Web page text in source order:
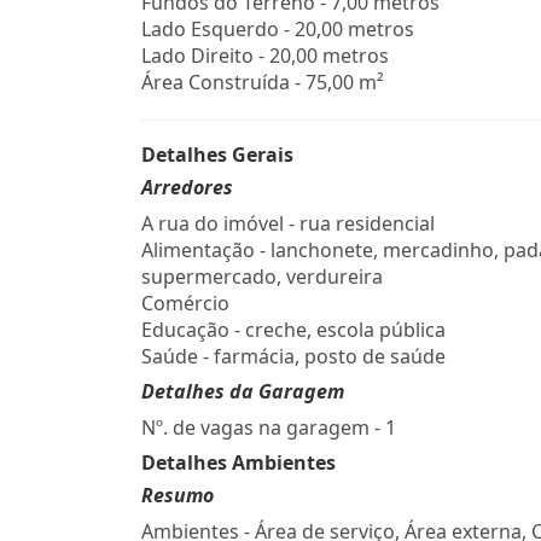
Lado Esquerdo - 20,00 metros
Lado Direito - 20,00 metros
Área Construída - 75,00 m²
Detalhes Gerais
Arredores
A rua do imóvel - rua residencial
Alimentação - lanchonete, mercadinho,
supermercado, verdureira
Comércio
Educação - creche, escola pública
Saúde - farmácia, posto de saúde
Detalhes da Garagem
Nº. de vagas na garagem - 1
Detalhes Ambientes
Resumo
Ambientes - Área de serviço, Área externa,